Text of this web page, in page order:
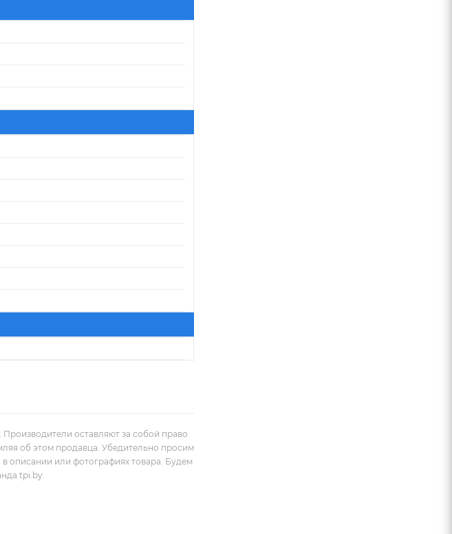
оставляют за собой право
об этом продавца. Убедительно просим
описании или фотографиях товара. Будем
tpi.by.